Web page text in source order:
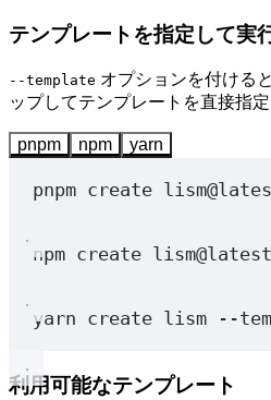
テンプレートを指定して実
--template オプションを付ける
ップしてテンプレートを直接指定
pnpm npm yarn
pnpm create
npm create lism@latest
yarn create lism --
利用可能なテンプレート